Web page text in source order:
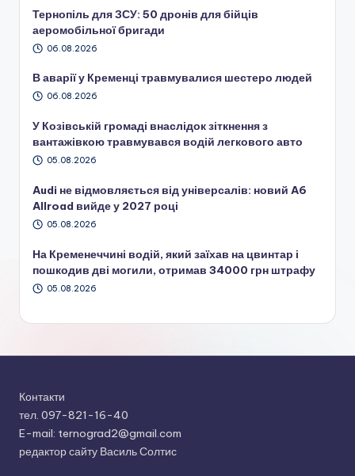
Тернопіль для ЗСУ: 50 дронів для бійців
аеромобільної бригади
06.08.2026
В аварії у Кременці травмувалися шестеро людей
06.08.2026
У Козівській громаді внаслідок зіткнення з
вантажівкою травмувався водій легкового авто
05.08.2026
Audi не відмовляється від універсалів: новий A6
Allroad вийде у 2027 році
05.08.2026
На Кременеччині водій, який заїхав на цвинтар і
пошкодив дві могили, отримав 34000 грн штрафу
05.08.2026
Контакти
тел. 097-821-16-40
E-mail: ternograd2@gmail.com
редактор сайту Василь Солтис